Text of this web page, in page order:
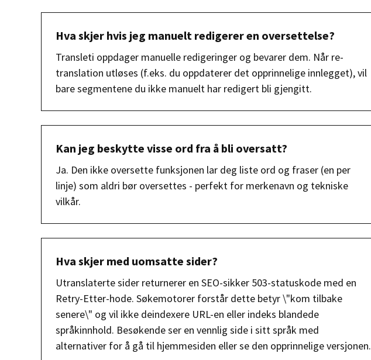
Hva skjer hvis jeg manuelt redigerer en oversettelse?
Transleti oppdager manuelle redigeringer og bevarer dem. Når re-
translation utløses (f.eks. du oppdaterer det opprinnelige innlegget), vil
bare segmentene du ikke manuelt har redigert bli gjengitt.
Kan jeg beskytte visse ord fra å bli oversatt?
Ja. Den ikke oversette funksjonen lar deg liste ord og fraser (en per
linje) som aldri bør oversettes - perfekt for merkenavn og tekniske
vilkår.
Hva skjer med uomsatte sider?
Utranslaterte sider returnerer en SEO-sikker 503-statuskode med en
Retry-Etter-hode. Søkemotorer forstår dette betyr \"kom tilbake
senere\" og vil ikke deindexere URL-en eller indeks blandede
språkinnhold. Besøkende ser en vennlig side i sitt språk med
alternativer for å gå til hjemmesiden eller se den opprinnelige versjonen.